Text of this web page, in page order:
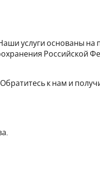
услуги основаны на
Российской
к нам и